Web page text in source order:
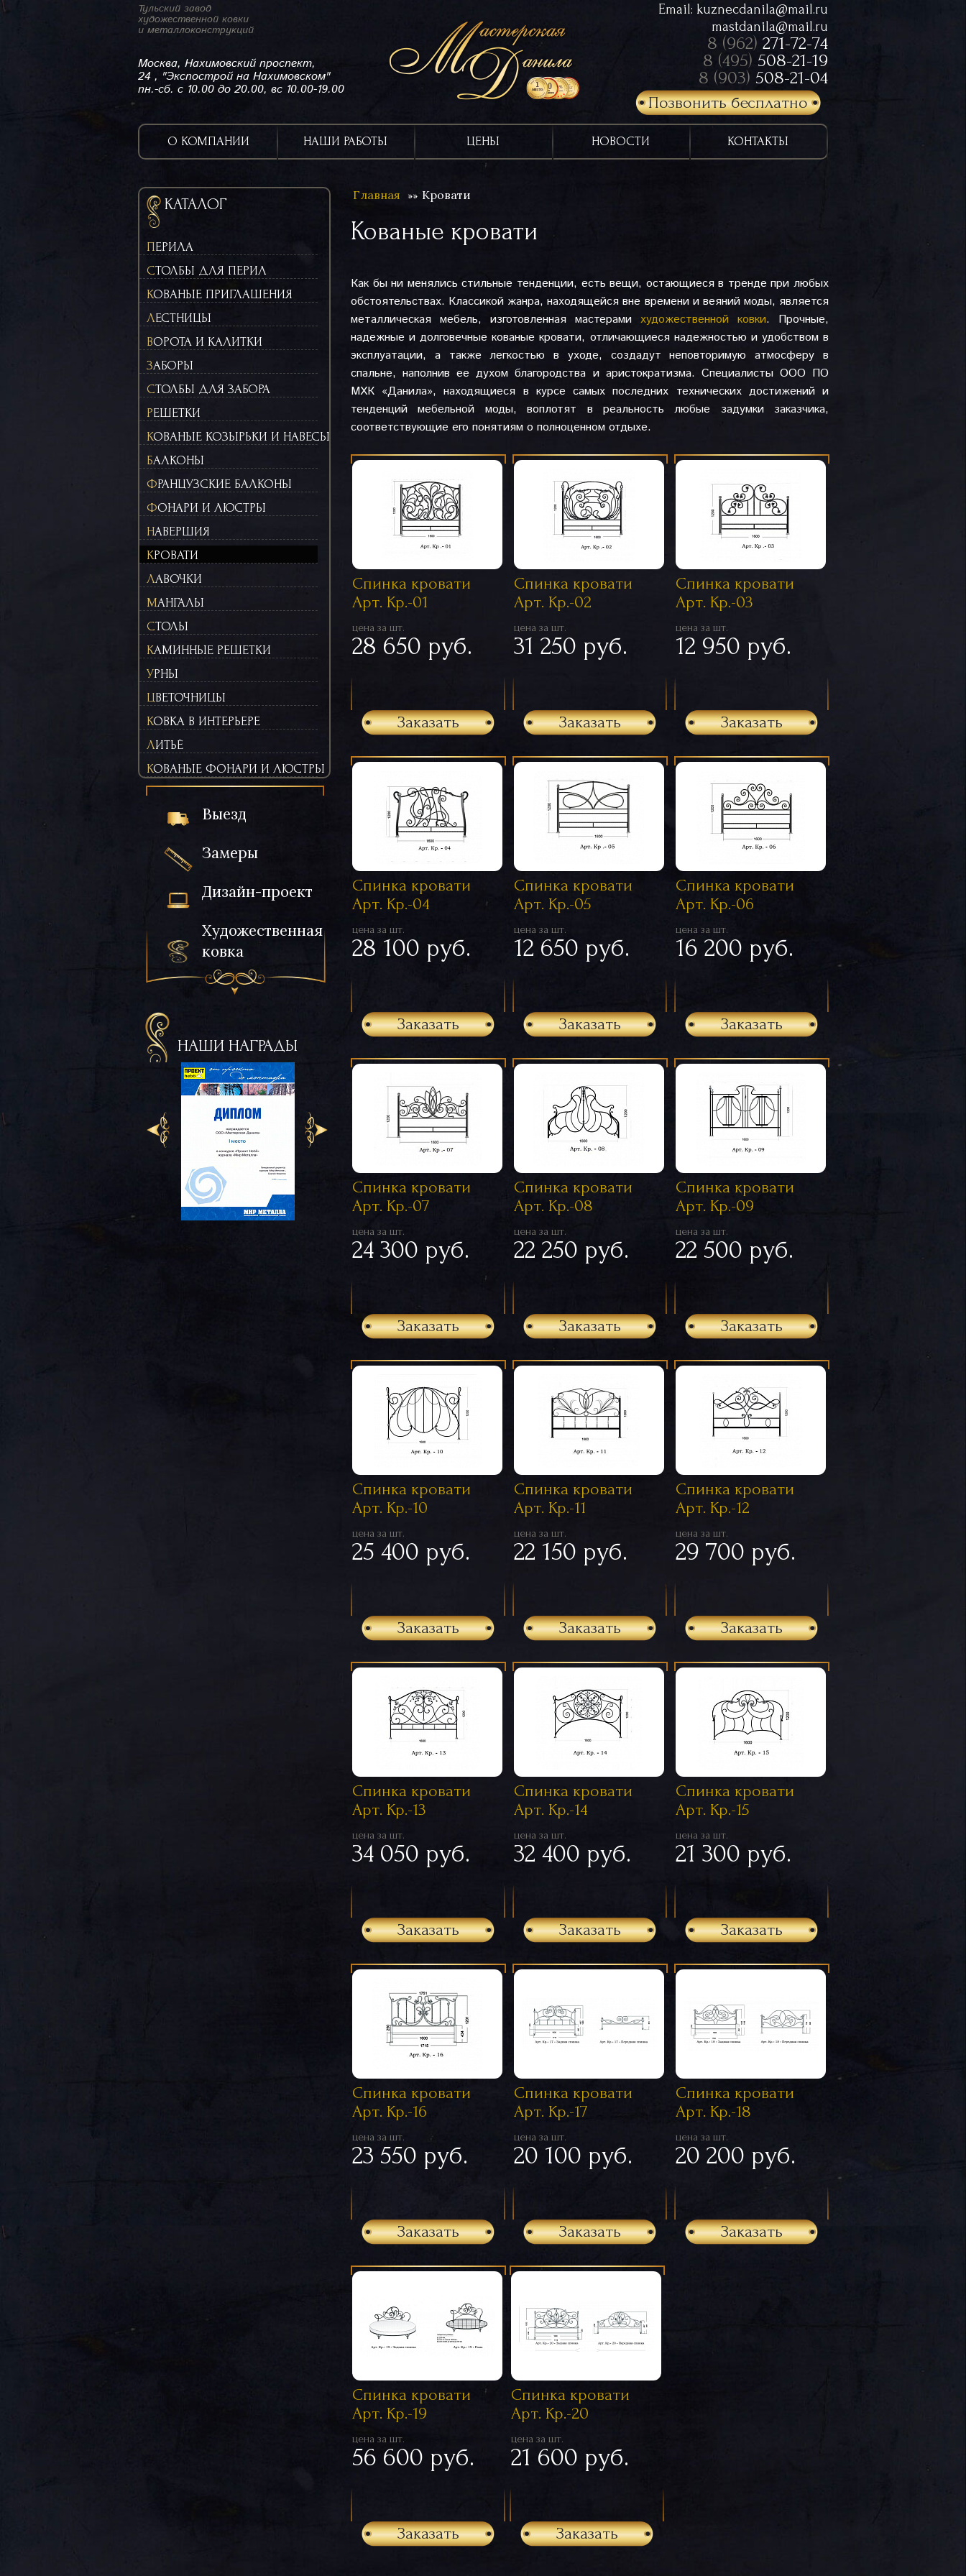
Тульский завод
художественной ковки
и металлоконструкций
Москва, Нахимовский проспект,
24 , "Экспострой на Нахимовском"
пн.-сб. с 10.00 до 20.00, вс 10.00-19.00
Email: kuznecdanila@mail.ru
mastdanila@mail.ru
8 (962) 271-72-74
8 (495) 508-21-19
8 (903) 508-21-04
Позвонить бесплатно
О КОМПАНИИ НАШИ РАБОТЫ ЦЕНЫ НОВОСТИ КОНТАКТЫ
КАТАЛОГ
ПЕРИЛА
СТОЛБЫ ДЛЯ ПЕРИЛ
КОВАНЫЕ ПРИГЛАШЕНИЯ
ЛЕСТНИЦЫ
ВОРОТА И КАЛИТКИ
ЗАБОРЫ
СТОЛБЫ ДЛЯ ЗАБОРА
РЕШЕТКИ
КОВАНЫЕ КОЗЫРЬКИ И НАВЕСЫ
БАЛКОНЫ
ФРАНЦУЗСКИЕ БАЛКОНЫ
ФОНАРИ И ЛЮСТРЫ
НАВЕРШИЯ
КРОВАТИ
ЛАВОЧКИ
МАНГАЛЫ
СТОЛЫ
КАМИННЫЕ РЕШЕТКИ
УРНЫ
ЦВЕТОЧНИЦЫ
КОВКА В ИНТЕРЬЕРЕ
ЛИТЬЁ
КОВАНЫЕ ФОНАРИ И ЛЮСТРЫ
Выезд
Замеры
Дизайн-проект
Художественная
ковка
НАШИ НАГРАДЫ
Главная Кровати
Кованые кровати
Как бы ни менялись стильные тенденции, есть вещи, остающиеся в тренде при любых
обстоятельствах. Классикой жанра, находящейся вне времени и веяний моды, является
металлическая мебель, изготовленная мастерами художественной ковки. Прочные,
надежные и долговечные кованые кровати, отличающиеся надежностью и удобством в
эксплуатации, а также легкостью в уходе, создадут неповторимую атмосферу в
спальне, наполнив ее духом благородства и аристократизма. Специалисты ООО ПО
МХК «Данила», находящиеся в курсе самых последних технических достижений и
тенденций мебельной моды, воплотят в реальность любые задумки заказчика,
соответствующие его понятиям о полноценном отдыхе.
Спинка кровати
Арт. Кр.-01
цена за шт.
28 650 руб.
Заказать
Спинка кровати
Арт. Кр.-02
цена за шт.
31 250 руб.
Заказать
Спинка кровати
Арт. Кр.-03
цена за шт.
12 950 руб.
Заказать
Спинка кровати
Арт. Кр.-04
цена за шт.
28 100 руб.
Заказать
Спинка кровати
Арт. Кр.-05
цена за шт.
12 650 руб.
Заказать
Спинка кровати
Арт. Кр.-06
цена за шт.
16 200 руб.
Заказать
Спинка кровати
Арт. Кр.-07
цена за шт.
24 300 руб.
Заказать
Спинка кровати
Арт. Кр.-08
цена за шт.
22 250 руб.
Заказать
Спинка кровати
Арт. Кр.-09
цена за шт.
22 500 руб.
Заказать
Спинка кровати
Арт. Кр.-10
цена за шт.
25 400 руб.
Заказать
Спинка кровати
Арт. Кр.-11
цена за шт.
22 150 руб.
Заказать
Спинка кровати
Арт. Кр.-12
цена за шт.
29 700 руб.
Заказать
Спинка кровати
Арт. Кр.-13
цена за шт.
34 050 руб.
Заказать
Спинка кровати
Арт. Кр.-14
цена за шт.
32 400 руб.
Заказать
Спинка кровати
Арт. Кр.-15
цена за шт.
21 300 руб.
Заказать
Спинка кровати
Арт. Кр.-16
цена за шт.
23 550 руб.
Заказать
Спинка кровати
Арт. Кр.-17
цена за шт.
20 100 руб.
Заказать
Спинка кровати
Арт. Кр.-18
цена за шт.
20 200 руб.
Заказать
Спинка кровати
Арт. Кр.-19
цена за шт.
56 600 руб.
Заказать
Спинка кровати
Арт. Кр.-20
цена за шт.
21 600 руб.
Заказать